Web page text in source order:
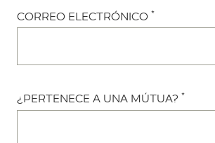
CORREO ELECTRÓNICO *
¿PERTENECE A UNA MÚTUA? *